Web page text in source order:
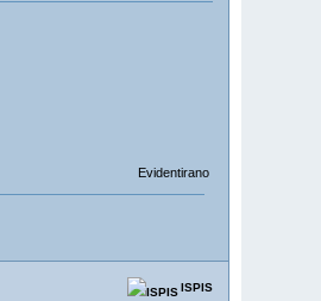
Evidentirano
ISPIS